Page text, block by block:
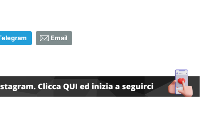
Email